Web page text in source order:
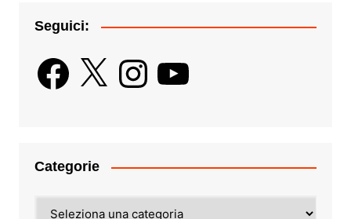
Seguici:
Facebook
X InstagramYouTube
Categorie